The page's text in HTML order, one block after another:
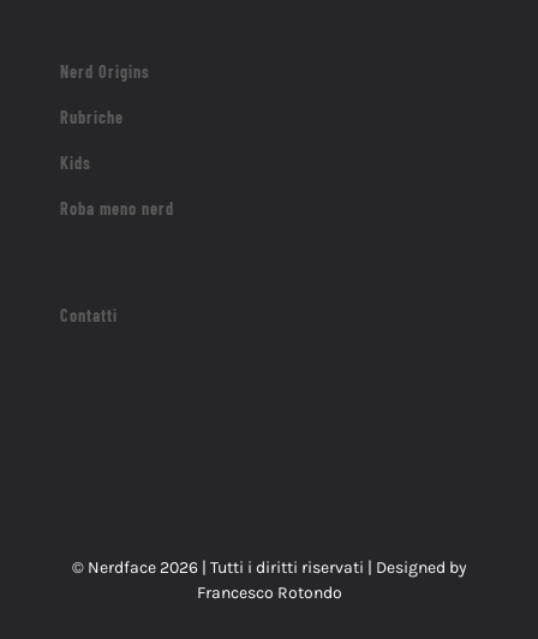
Nerd Origins
Rubriche
Kids
Roba meno nerd
Contatti
© Nerdface 2026 | Tutti i diritti riservati | Designed by
Francesco Rotondo